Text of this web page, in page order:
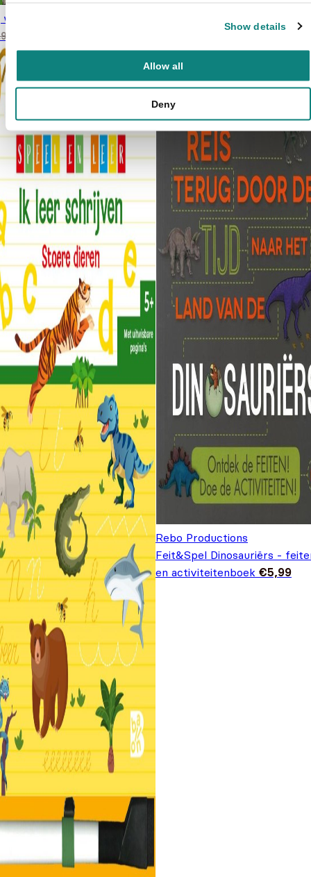
Show details
Allow all
Deny
weten veel - Dinosaurussen
Walking with dinosaurs
Encyclopedie €9,99 prijs
€6,99
Rebo Productions
Feit&Spel Dinosauriërs -
en activiteitenboek €5,99